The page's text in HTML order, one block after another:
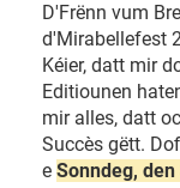
D'Frënn vum
d'Mirabellefest
Kéier, datt mir
Editiounen
mir alles, datt
Succès gëtt.
e Sonndeg,